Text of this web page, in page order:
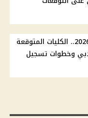
تنسيق المرحلة الثانية 2026.. الكليات المتوقعة
وخطوات تسجيل